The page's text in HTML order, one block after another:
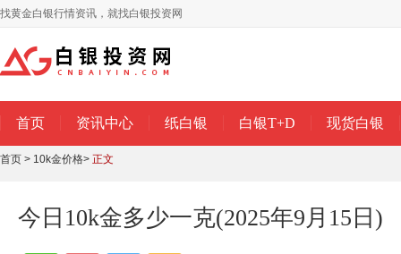
找黄金白银行情资讯，就找白银投资网
首页 资讯中心 纸白银 白银T+D 现货白银
首页 > 10k金价格> 正文
今日10k金多少一克(2025年9月15日)